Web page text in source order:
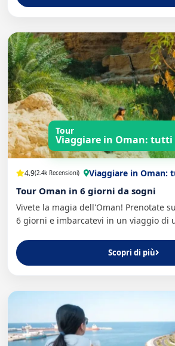
Tour
Viaggiare in Oman:
4.9(2.4k Recensioni) Viaggiare in Oman:
Tour Oman in 6 giorni da sogni
Vivete la magia dell'Oman! Prenotate
6 giorni e imbarcatevi in un viaggio di
Scopri di più